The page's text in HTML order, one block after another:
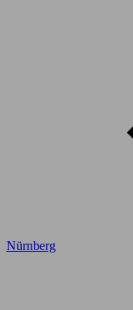
Nürnberg